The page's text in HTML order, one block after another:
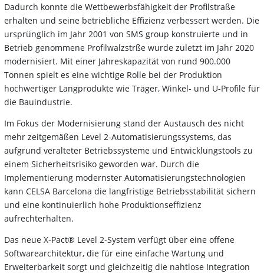
Dadurch konnte die Wettbewerbsfähigkeit der Profilstraße
erhalten und seine betriebliche Effizienz verbessert werden. Die
ursprünglich im Jahr 2001 von SMS group konstruierte und in
Betrieb genommene Profilwalzstrße wurde zuletzt im Jahr 2020
modernisiert. Mit einer Jahreskapazität von rund 900.000
Tonnen spielt es eine wichtige Rolle bei der Produktion
hochwertiger Langprodukte wie Träger, Winkel- und U-Profile für
die Bauindustrie.
Im Fokus der Modernisierung stand der Austausch des nicht
mehr zeitgemäßen Level 2-Automatisierungssystems, das
aufgrund veralteter Betriebssysteme und Entwicklungstools zu
einem Sicherheitsrisiko geworden war. Durch die
Implementierung modernster Automatisierungstechnologien
kann CELSA Barcelona die langfristige Betriebsstabilität sichern
und eine kontinuierlich hohe Produktionseffizienz
aufrechterhalten.
Das neue X-Pact® Level 2-System verfügt über eine offene
Softwarearchitektur, die für eine einfache Wartung und
Erweiterbarkeit sorgt und gleichzeitig die nahtlose Integration